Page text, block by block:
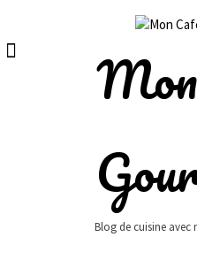
content
Blog de cuisine avec